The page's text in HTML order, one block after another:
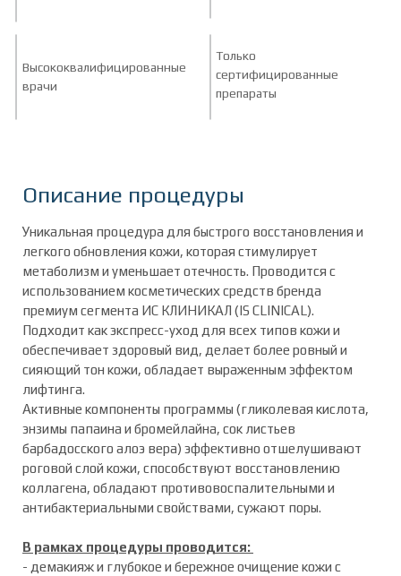
Только
сертифицированные
препараты
Высококвалифицированные
врачи
Описание процедуры
Уникальная процедура для быстрого восстановления и
легкого обновления кожи, которая стимулирует
метаболизм и уменьшает отечность. Проводится с
использованием косметических средств бренда
премиум сегмента ИС КЛИНИКАЛ (IS CLINICAL).
Подходит как экспресс-уход для всех типов кожи и
обеспечивает здоровый вид, делает более ровный и
сияющий тон кожи, обладает выраженным эффектом
лифтинга.
Активные компоненты программы (гликолевая кислота,
энзимы папаина и бромейлайна, сок листьев
барбадосского алоэ вера) эффективно отшелушивают
роговой слой кожи, способствуют восстановлению
коллагена, обладают противовоспалительными и
антибактериальными свойствами, сужают поры.
В рамках процедуры проводится:
- демакияж и глубокое и бережное очищение кожи с